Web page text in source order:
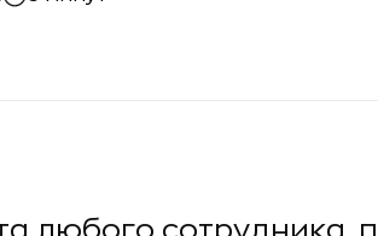
любого сотрудника,